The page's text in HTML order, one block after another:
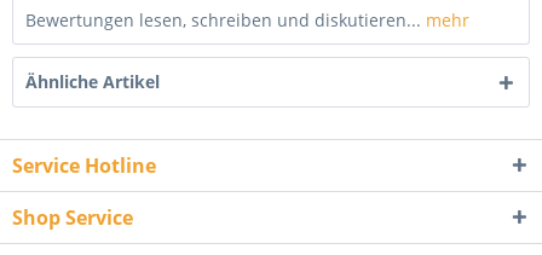
Bewertungen lesen, schreiben und diskutieren... mehr
Ähnliche Artikel
Service Hotline
Shop Service